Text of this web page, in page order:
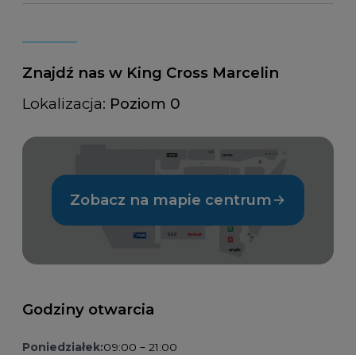
Znajdź nas w King Cross Marcelin
Lokalizacja: Poziom 0
Zobacz na mapie centrum
Godziny otwarcia
Poniedziałek:09:00 – 21:00